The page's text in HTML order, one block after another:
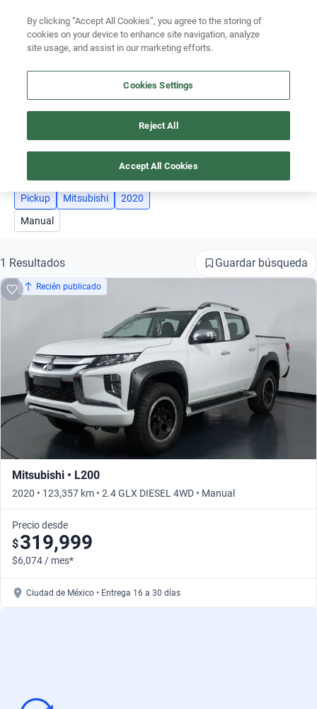
Ubicación
AUTOS MITSUBISHI AÑO 2020 PICKUP
Busca por marca
Busca por año
Busca por marca
Busca por modelo
Busca por versión
3
Pickup Mitsubishi
2020
Manual
1 Resultados Guardar búsqueda
Recién publicado
Mitsubishi • L200
2020 • 123,357 km • 2.4 GLX DIESEL 4WD • Manual
Precio desde
$319,999
$6,074 / mes*
Ciudad de México • Entrega 16 a 30 días
By clicking “Accept All Cookies”, you agree to the storing of
cookies on your device to enhance site navigation, analyze
site usage, and assist in our marketing efforts.
Cookies Settings
Reject All
Accept All Cookies